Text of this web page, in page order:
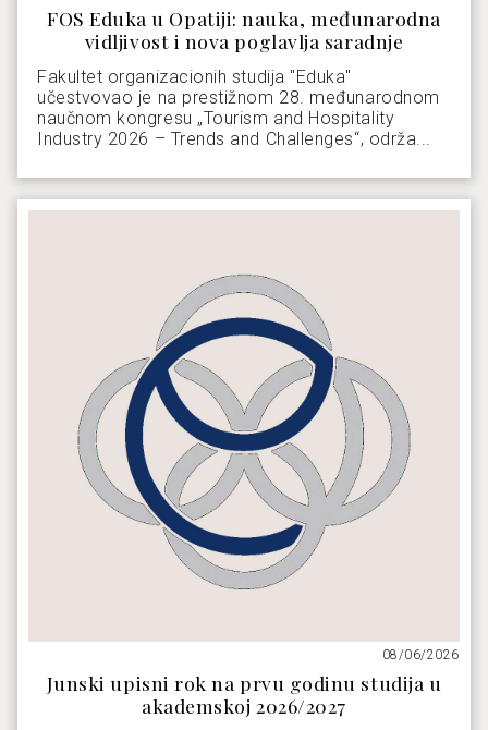
FOS Eduka u Opatiji: nauka, međunarodna
vidljivost i nova poglavlja saradnje
Fakultet organizacionih studija "Eduka"
učestvovao je na prestižnom 28. međunarodnom
naučnom kongresu „Tourism and Hospitality
Industry 2026 – Trends and Challenges“, održa...
08/06/2026
Junski upisni rok na prvu godinu studija u
akademskoj 2026/2027